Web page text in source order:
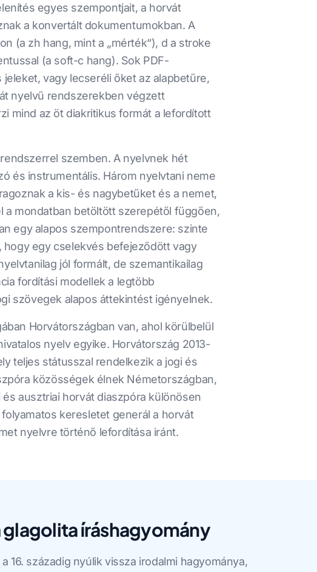
egyes szempontjait, a horvát
a konvertált dokumentumokban. A
(a zh hang, mint a „mérték“), d a stroke
(a soft-c hang). Sok PDF-
vagy lecseréli őket az alapbetűre,
nyelvű rendszerekben végzett
mind az öt diakritikus formát a lefordított
szemben. A nyelvnek hét
és instrumentális. Három nyelvtani neme
a kis- és nagybetűket és a nemet,
a mondatban betöltött szerepétől függően,
egy alapos szempontrendszere: szinte
egy cselekvés befejeződött vagy
jól formált, de szemantikailag
fordítási modellek a legtöbb
szövegek alapos áttekintést igényelnek.
Horvátországban van, ahol körülbelül
nyelv egyike. Horvátország 2013-
teljes státusszal rendelkezik a jogi és
közösségek élnek Németországban,
ausztriai horvát diaszpóra különösen
keresletet generál a horvát
nyelvre történő lefordítása iránt.
glagolita íráshagyomány
16. századig nyúlik vissza irodalmi hagyománya,